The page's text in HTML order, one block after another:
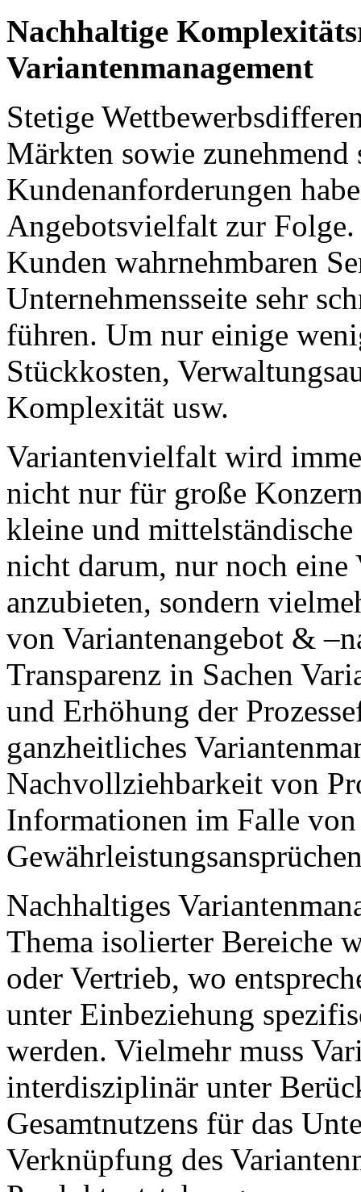
Nachhaltige
Variantenmanagement
Stetige
Märkten sowie zunehmend
Kundenanforderungen
Angebotsvielfalt zur
Kunden wahrnehmbaren
Unternehmensseite sehr
führen. Um nur einige
Stückkosten,
Komplexität usw.
Variantenvielfalt wird
nicht nur für große
kleine und
nicht darum, nur noch
anzubieten, sondern
von Variantenangebot &
Transparenz in Sachen
und Erhöhung der
ganzheitliches
Nachvollziehbarkeit von
Informationen im Falle
Nachhaltiges
Thema isolierter Bereiche
oder Vertrieb, wo
unter Einbeziehung
werden. Vielmehr muss
interdisziplinär unter
Gesamtnutzens für das
Verknüpfung des